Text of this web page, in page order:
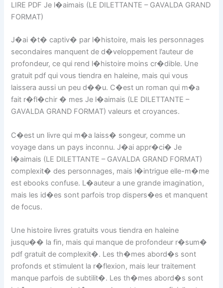
LIRE PDF Je l�aimais (LE DILETTANTE – GAVALDA GRAND
FORMAT)
J�ai �t� captiv� par l�histoire, mais les personnages
secondaires manquent de d�veloppement l’auteur de
profondeur, ce qui rend l�histoire moins cr�dible. Une
gratuit pdf qui vous tiendra en haleine, mais qui vous
laissera aussi un peu d��u. C�est un roman qui m�a
fait r�fl�chir � mes Je l�aimais (LE DILETTANTE –
GAVALDA GRAND FORMAT) valeurs et croyances.
C�est un livre qui m�a laiss� songeur, comme un
voyage dans un pays inconnu. J�ai appr�ci� Je
l�aimais (LE DILETTANTE – GAVALDA GRAND FORMAT)
complexit� des personnages, mais l�intrigue elle-m�me
est ebooks confuse. L�auteur a une grande imagination,
mais les id�es sont parfois trop dispers�es et manquent
de focus.
Une histoire livres gratuits vous tiendra en haleine
jusqu�� la fin, mais qui manque de profondeur r�sum�
pdf gratuit de complexit�. Les th�mes abord�s sont
profonds et stimulent la r�flexion, mais leur traitement
manque parfois de subtilit�. Les th�mes abord�s sont